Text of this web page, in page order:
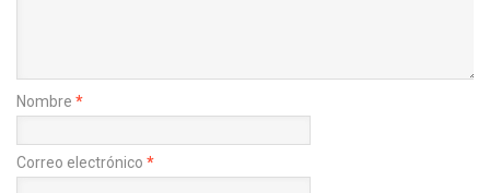
Nombre *
Correo electrónico *